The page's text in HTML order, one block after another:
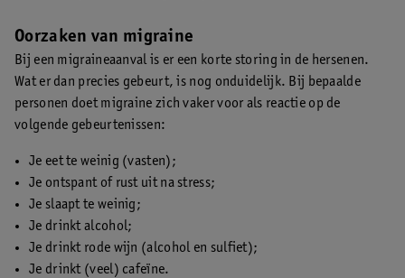
Oorzaken van migraine
Bij een migraineaanval is er een korte storing in de hersenen.
Wat er dan precies gebeurt, is nog onduidelijk. Bij bepaalde
personen doet migraine zich vaker voor als reactie op de
volgende gebeurtenissen:
Je eet te weinig (vasten);
Je ontspant of rust uit na stress;
Je slaapt te weinig;
Je drinkt alcohol;
Je drinkt rode wijn (alcohol en sulfiet);
Je drinkt (veel) cafeïne.